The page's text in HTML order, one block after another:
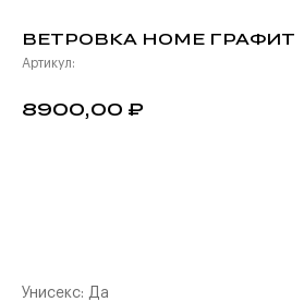
ВЕТРОВКА HOME ГРАФИТ
Артикул:
8900,00 ₽
Унисекс: Да